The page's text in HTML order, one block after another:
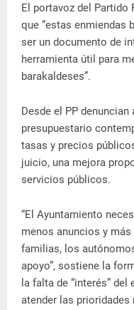
El portavoz del Partido
que “estas enmiendas
ser un documento de
herramienta útil para
barakaldeses”.
Desde el PP
presupuestario
tasas y precios
juicio, una mejora
servicios públicos.
“El Ayuntamiento
menos anuncios y
familias, los
apoyo”, sostiene la
la falta de “interés”
atender las prioridades